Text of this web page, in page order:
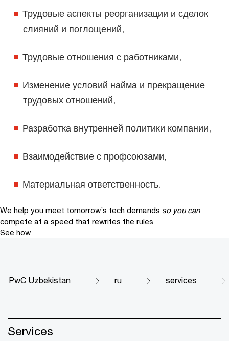
Трудовые аспекты реорганизации и сделок
слияний и поглощений,
Трудовые отношения с работниками,
Изменение условий найма и прекращение
трудовых отношений,
Разработка внутренней политики компании,
Взаимодействие с профсоюзами,
Материальная ответственность.
We help you meet tomorrow’s tech demands so you can
compete at a speed that rewrites the rules
See how
PwC Uzbekistan ru services
Services